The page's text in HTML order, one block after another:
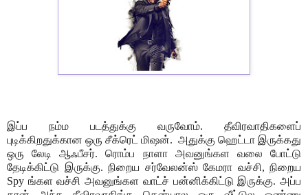
இப்ப நம்ம படத்துக்கு வருவோம். தீவிரவாதிகளைப்
புடிக்கிறதுக்கான ஒரு சீக்ரெட் மிஷன். அதுக்கு ஹெட்டா இருக்கது
ஒரு லேடி ஆஃபீசர். ரொம்ப நாளா அவனுங்கள வலை போட்டு
தேடிக்கிட்டு இருக்கு. நிறைய சர்வேலன்ஸ் கேமரா வச்சி, நிறைய
Spy ங்கள வச்சி அவனுங்கள வாட்ச் பன்னிக்கிட்டு இருக்கு. அப்ப